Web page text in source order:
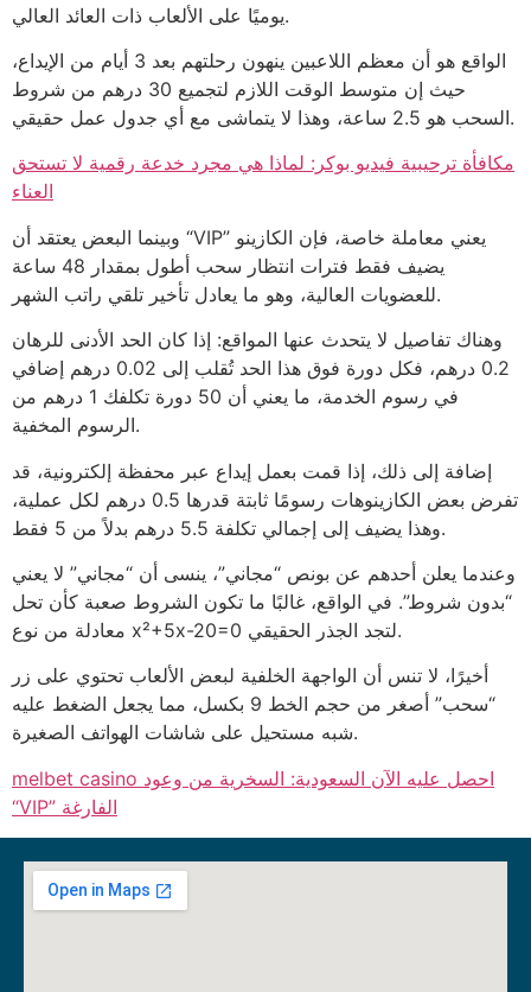
يوميًا على الألعاب ذات العائد العالي.
الواقع هو أن معظم اللاعبين ينهون رحلتهم بعد 3 أيام من الإيداع،
حيث إن متوسط الوقت اللازم لتجميع 30 درهم من شروط
السحب هو 2.5 ساعة، وهذا لا يتماشى مع أي جدول عمل حقيقي.
مكافأة ترحيبية فيديو بوكر: لماذا هي مجرد خدعة رقمية لا تستحق
العناء
وبينما البعض يعتقد أن “VIP” يعني معاملة خاصة، فإن الكازينو
يضيف فقط فترات انتظار سحب أطول بمقدار 48 ساعة
للعضويات العالية، وهو ما يعادل تأخير تلقي راتب الشهر.
وهناك تفاصيل لا يتحدث عنها المواقع: إذا كان الحد الأدنى للرهان
0.2 درهم، فكل دورة فوق هذا الحد تُقلب إلى 0.02 درهم إضافي
في رسوم الخدمة، ما يعني أن 50 دورة تكلفك 1 درهم من
الرسوم المخفية.
إضافة إلى ذلك، إذا قمت بعمل إيداع عبر محفظة إلكترونية، قد
تفرض بعض الكازينوهات رسومًا ثابتة قدرها 0.5 درهم لكل عملية،
وهذا يضيف إلى إجمالي تكلفة 5.5 درهم بدلاً من 5 فقط.
وعندما يعلن أحدهم عن بونص “مجاني”، ينسى أن “مجاني” لا يعني
“بدون شروط”. في الواقع، غالبًا ما تكون الشروط صعبة كأن تحل
معادلة من نوع x²+5x-20=0 لتجد الجذر الحقيقي.
أخيرًا، لا تنس أن الواجهة الخلفية لبعض الألعاب تحتوي على زر
“سحب” أصغر من حجم الخط 9 بكسل، مما يجعل الضغط عليه
شبه مستحيل على شاشات الهواتف الصغيرة.
melbet casino احصل عليه الآن السعودية: السخرية من وعود
“VIP” الفارغة